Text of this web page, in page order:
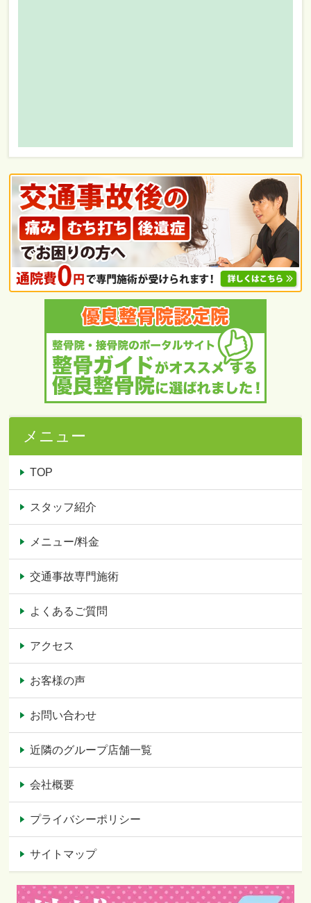
メニュー
TOP
スタッフ紹介
メニュー/料金
交通事故専門施術
よくあるご質問
アクセス
お客様の声
お問い合わせ
近隣のグループ店舗一覧
会社概要
プライバシーポリシー
サイトマップ